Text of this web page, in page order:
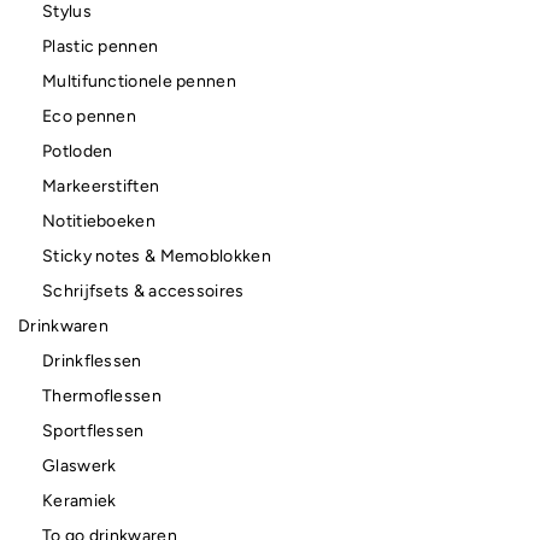
Stylus
Plastic pennen
Multifunctionele pennen
Eco pennen
Potloden
Markeerstiften
Notitieboeken
Sticky notes & Memoblokken
Schrijfsets & accessoires
Drinkwaren
Drinkflessen
Thermoflessen
Sportflessen
Glaswerk
Keramiek
To go drinkwaren